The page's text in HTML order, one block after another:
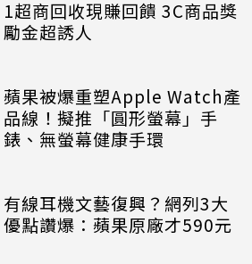
1超商回收現賺回饋 3C商品獎
勵金超誘人
蘋果被爆重塑Apple Watch產
品線！擬推「圓形螢幕」手
錶、無螢幕健康手環
有線耳機文藝復興？網列3大
優點讚爆：蘋果原廠才590元